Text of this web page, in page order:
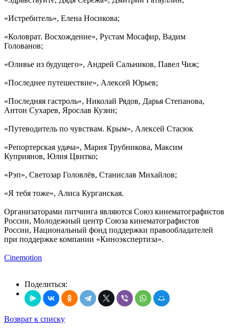
«Истребитель», Елена Носикова;
«Коловрат. Восхождение», Рустам Мосафир, Вадим
Голованов;
«Оливье из будущего», Андрей Сальников, Павел Чиж;
«Последнее путешествие», Алексей Юрьев;
«Последняя гастроль», Николай Рядов, Дарья Степанова,
Антон Сухарев, Ярослав Кузин;
«Путеводитель по чувствам. Крым», Алексей Стасюк
«Репортерская удача», Мария Трубникова, Максим
Куприянов, Юлия Цвитко;
«Рэп», Светозар Головлёв, Станислав Михайлов;
«Я тебя тоже», Алиса Курганская.
Организаторами питчинга являются Союз кинематографистов
России, Молодежный центр Союза кинематографистов
России, Национальный фонд поддержки правообладателей
при поддержке компании «Киноэкспертиза».
Cinemotion
Поделиться:
Возврат к списку